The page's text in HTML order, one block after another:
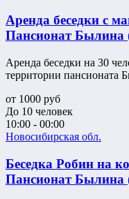
Аренда беседки с
Пансионат Былина
Аренда беседки на 30
территории пансионата
от 1000 руб
До 10 человек
10:00 - 00:00
Новосибирская обл.
Беседка Робин на
Пансионат Былина